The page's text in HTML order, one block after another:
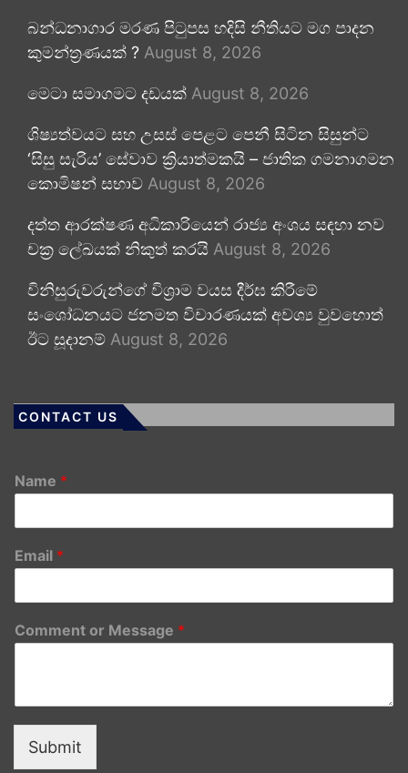
බන්ධනාගාර මරණ පිටුපස හදිසි නීතියට මග පාදන
කුමන්ත්‍රණයක් ? August 8, 2026
මෙටා සමාගමට දඩයක් August 8, 2026
ශිෂ්‍යත්වයට සහ උසස් පෙළට පෙනී සිටින සිසුන්ට
‘සිසු සැරිය’ සේවාව ක්‍රියාත්මකයි – ජාතික ගමනාගමන
කොමිෂන් සභාව August 8, 2026
දත්ත ආරක්ෂණ අධිකාරියෙන් රාජ්‍ය අංශය සඳහා නව
චක්‍ර ලේඛයක් නිකුත් කරයි August 8, 2026
විනිසුරුවරුන්ගේ විශ්‍රාම වයස දීර්ඝ කිරීමේ
සංශෝධනයට ජනමත විචාරණයක් අවශ්‍ය වුවහොත්
ඊට සූදානම් August 8, 2026
CONTACT US
Name *
Email *
Comment or Message *
Submit